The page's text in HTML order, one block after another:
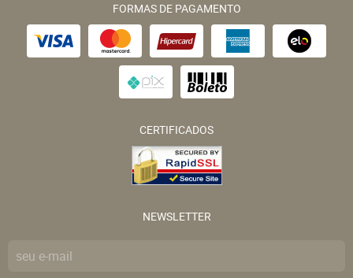
FORMAS DE PAGAMENTO
CERTIFICADOS
NEWSLETTER